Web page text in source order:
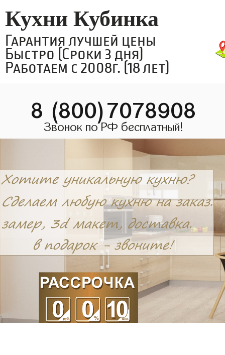
Кухни Кубинка
Гарантия лучшей цены
Быстро (Сроки 3 дня)
Работаем с 2008г. (18 лет)
8 (800)7078908
Звонок по РФ бесплатный!